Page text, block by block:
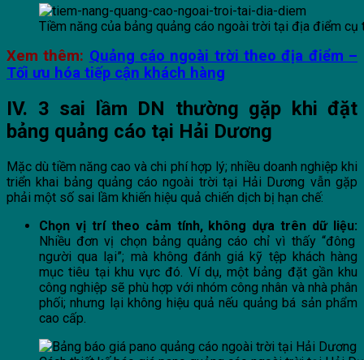
Tiềm năng của bảng quảng cáo ngoài trời tại địa điểm cụ
Xem thêm: Quảng cáo ngoài trời theo địa điểm –
Tối ưu hóa tiếp cận khách hàng
IV. 3 sai lầm DN thường gặp khi đặt
bảng quảng cáo tại Hải Dương
Mặc dù tiềm năng cao và chi phí hợp lý; nhiều doanh nghiệp khi
triển khai bảng quảng cáo ngoài trời tại Hải Dương vẫn gặp
phải một số sai lầm khiến hiệu quả chiến dịch bị hạn chế:
Chọn vị trí theo cảm tính, không dựa trên dữ liệu:
Nhiều đơn vị chọn bảng quảng cáo chỉ vì thấy “đông
người qua lại”; mà không đánh giá kỹ tệp khách hàng
mục tiêu tại khu vực đó. Ví dụ, một bảng đặt gần khu
công nghiệp sẽ phù hợp với nhóm công nhân và nhà phân
phối; nhưng lại không hiệu quả nếu quảng bá sản phẩm
cao cấp.